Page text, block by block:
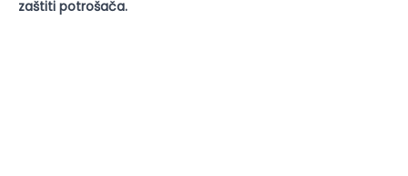
zaštiti potrošača.